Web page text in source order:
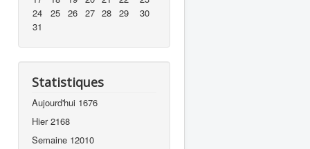
24
25 26 27 28 29
30
31
Statistiques
Aujourd'hui 1676
Hier2168
Semaine 12010